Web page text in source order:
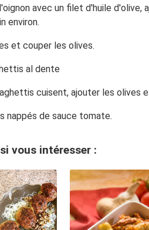
avec un filet d'huile
environ.
et couper les olives.
al dente
cuisent, ajouter les olives
nappés de sauce tomate.
vous intéresser :